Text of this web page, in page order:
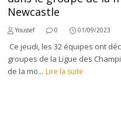
Newcastle
Youssef 0 01/09/2023
Ce jeudi, les 32 équipes ont
groupes de la Ligue des
de la mo... Lire la suite